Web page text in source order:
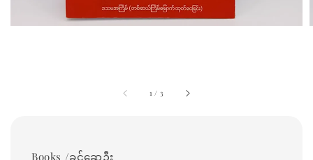
1 / 3
Books /ခင်ဆွေဦး